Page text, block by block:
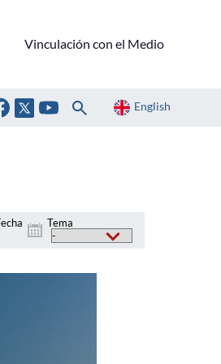
Vinculación con el Medio
English
Tema